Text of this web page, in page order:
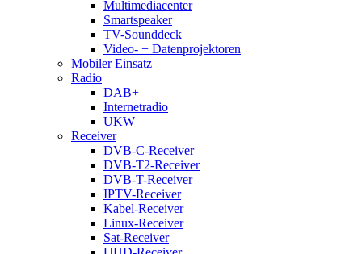
Multimediacenter
Smartspeaker
TV-Sounddeck
Video- + Datenprojektoren
Mobiler Einsatz
Radio
DAB+
Internetradio
UKW
Receiver
DVB-C-Receiver
DVB-T2-Receiver
DVB-T-Receiver
IPTV-Receiver
Kabel-Receiver
Linux-Receiver
Sat-Receiver